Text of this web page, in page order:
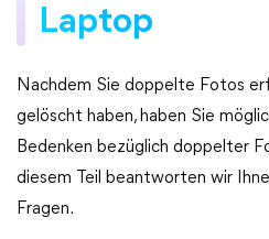
Laptop
Nachdem Sie doppelte Fotos
gelöscht haben, haben Sie
Bedenken bezüglich doppelter
diesem Teil beantworten wir
Fragen.